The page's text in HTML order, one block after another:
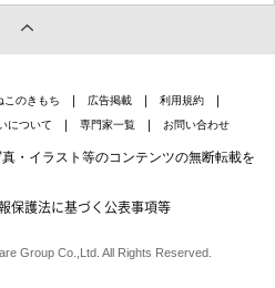
このきもち 広告掲載
利用規約
について 専門家一覧 お問い合わせ
・イラスト等のコンテンツの無断転載を
保護法に基づく公表事項等
Group Co.,Ltd. All Rights Reserved.